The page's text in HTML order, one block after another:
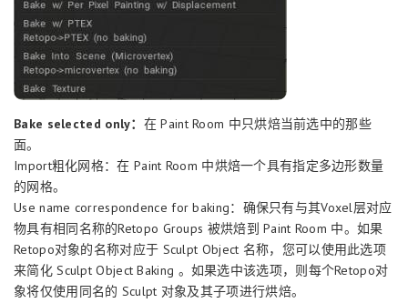
Bake selected only： 在 Paint Room 中只烘焙当前选中的那些
面。
Import粗化网格：在 Paint Room 中烘焙一个具有指定多边形数量
的网格。
Use name correspondence for baking：确保只有与其Voxel层对应
物具有相同名称的Retopo Groups 被烘焙到 Paint Room 中。如果
Retopo对象的名称对应于 Sculpt Object 名称，您可以使用此选项
来简化 Sculpt Object Baking 。如果选中该选项，则每个Retopo对
象将仅使用同名的 Sculpt 对象及其子项进行烘焙。